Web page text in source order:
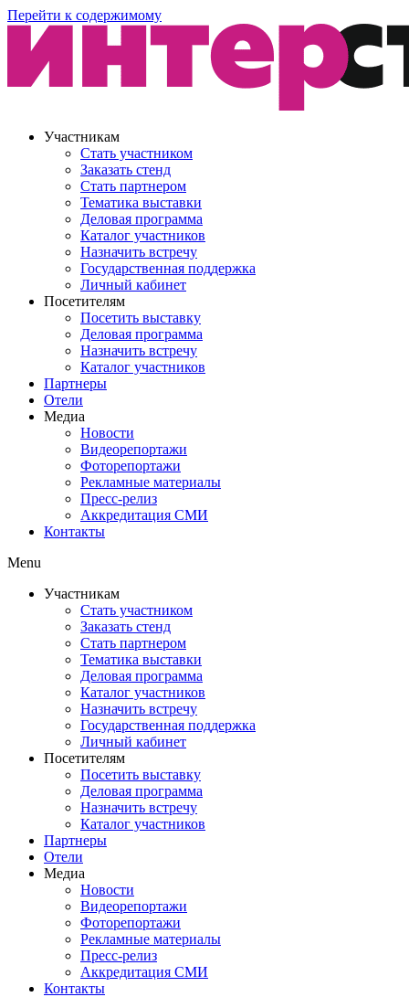
Перейти к содержимому
Участникам
Стать участником
Заказать стенд
Стать партнером
Тематика выставки
Деловая программа
Каталог участников
Назначить встречу
Государственная поддержка
Личный кабинет
Посетителям
Посетить выставку
Деловая программа
Назначить встречу
Каталог участников
Партнеры
Отели
Медиа
Новости
Видеорепортажи
Фоторепортажи
Рекламные материалы
Пресс-релиз
Аккредитация СМИ
Контакты
Menu
Участникам
Стать участником
Заказать стенд
Стать партнером
Тематика выставки
Деловая программа
Каталог участников
Назначить встречу
Государственная поддержка
Личный кабинет
Посетителям
Посетить выставку
Деловая программа
Назначить встречу
Каталог участников
Партнеры
Отели
Медиа
Новости
Видеорепортажи
Фоторепортажи
Рекламные материалы
Пресс-релиз
Аккредитация СМИ
Контакты